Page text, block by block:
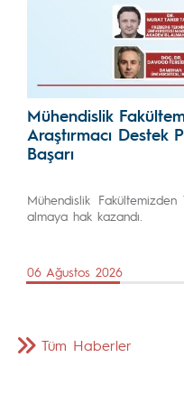
Mühendislik
Araştırmacı Destek
Başarı
Mühendislik
almaya hak kazandı.
06 Ağustos 2026
Tüm Haberler